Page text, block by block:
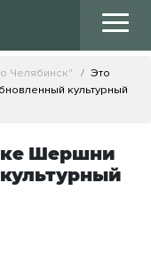
Челябинск"
Это
культурный
Шершни